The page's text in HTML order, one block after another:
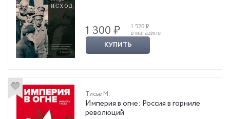
1 300 ₽
1 520 ₽
в магазине
КУПИТЬ
Тисье М.
Империя в огне: Россия в горниле
революций